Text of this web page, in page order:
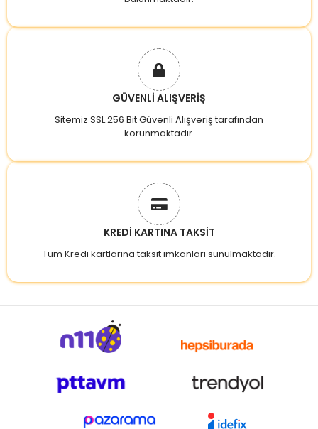
GÜVENLİ ALIŞVERİŞ
Sitemiz SSL 256 Bit Güvenli Alışveriş tarafından
korunmaktadır.
KREDİ KARTINA TAKSİT
Tüm Kredi kartlarına taksit imkanları sunulmaktadır.